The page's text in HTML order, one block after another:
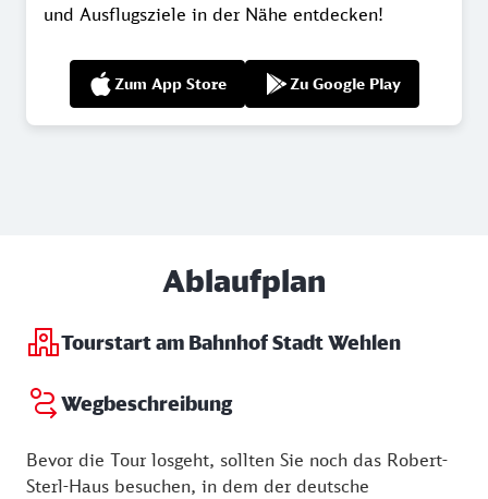
und Ausflugsziele in der Nähe entdecken!
Zum App Store Zu Google Play
Ablaufplan
Tourstart am Bahnhof Stadt Wehlen
Wegbeschreibung
Bevor die Tour losgeht, sollten Sie noch das Robert-
Sterl-Haus besuchen, in dem der deutsche